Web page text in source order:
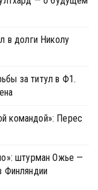
в долги Николу
за титул в Ф1.
командой»: Перес
штурман Ожье —
Финляндии